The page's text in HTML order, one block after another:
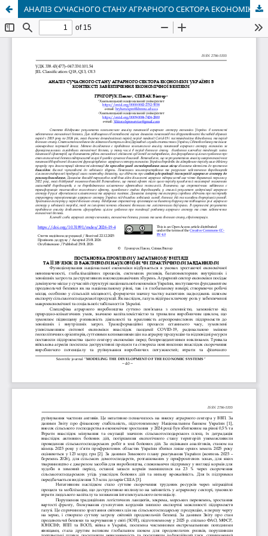
АНАЛІЗ СУЧАСНОГО СТАНУ АГРАРНОГО СЕКТОРА ЕКОНОМІКИ УКРАЇНИ В КОНТЕКСТІ ЗАБЕЗПЕЧЕННЯ ЕКОНОМІЧНОЇ БЕЗПЕКИ